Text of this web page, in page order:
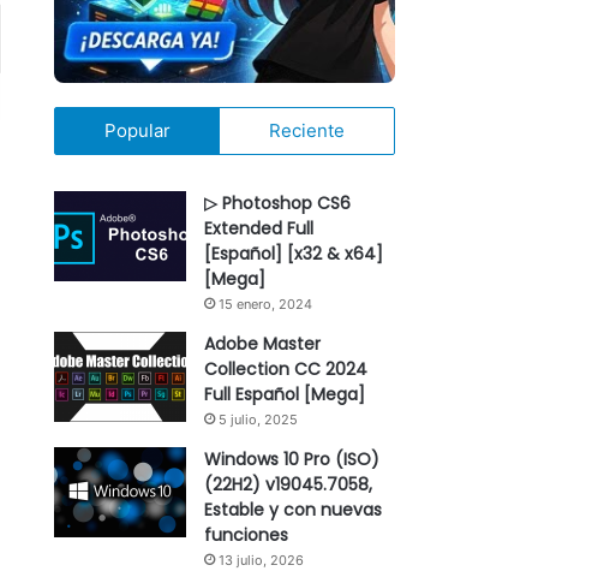
Popular Reciente
▷ Photoshop CS6
Extended Full
[Español] [x32 & x64]
[Mega]
15 enero, 2024
Adobe Master
Collection CC 2024
Full Español [Mega]
5 julio, 2025
Windows 10 Pro (ISO)
(22H2) v19045.7058,
Estable y con nuevas
funciones
13 julio, 2026